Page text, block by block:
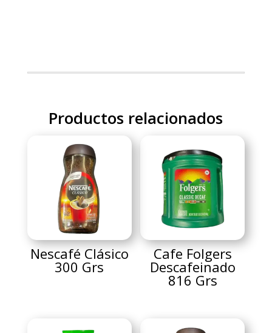
Productos relacionados
Nescafé Clásico
300 Grs
Cafe Folgers
Descafeinado
816 Grs